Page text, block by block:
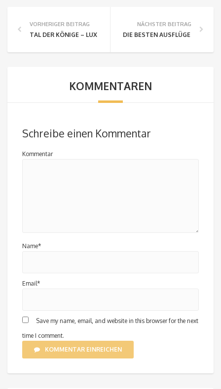
VORHERIGER BEITRAG
TAL DER KÖNIGE – LUXOR, ÄGYPTEN
NÄCHSTER BEITRAG
DIE BESTEN AUSFLÜGE IN
KOMMENTAREN
Schreibe einen Kommentar
Kommentar
Name*
Email*
Save my name, email, and website in this browser for the next
time I comment.
KOMMENTAR EINREICHEN